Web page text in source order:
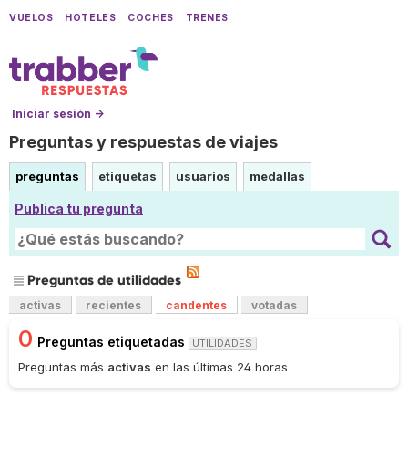
VUELOS HOTELES COCHES TRENES
Iniciar sesión →
Preguntas y respuestas de viajes
preguntas etiquetas usuarios medallas
Publica tu pregunta
Preguntas de utilidades
activas recientes candentes votadas
0 Preguntas etiquetadas UTILIDADES
Preguntas más activas en las últimas 24 horas